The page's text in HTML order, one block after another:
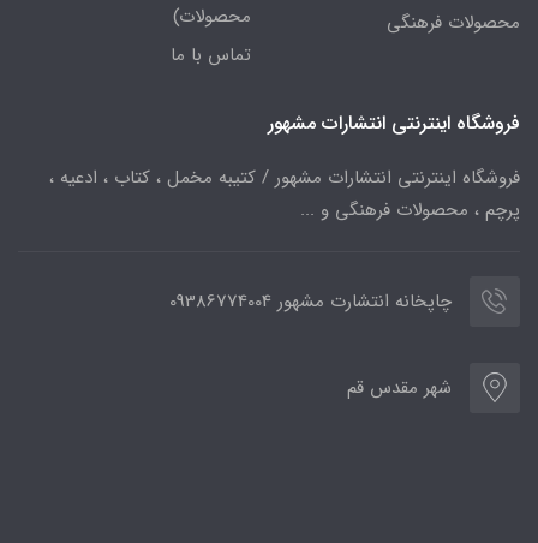
محصولات فرهنگی
محصولات)
تماس با ما
فروشگاه اینترنتی انتشارات مشهور
فروشگاه اینترنتی انتشارات مشهور / کتیبه مخمل ، کتاب ، ادعیه ،
پرچم ، محصولات فرهنگی و ...
چاپخانه انتشارت مشهور 09386774004
شهر مقدس قم